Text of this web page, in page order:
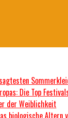
Die Top
der Weiblichkeit
biologische Altern